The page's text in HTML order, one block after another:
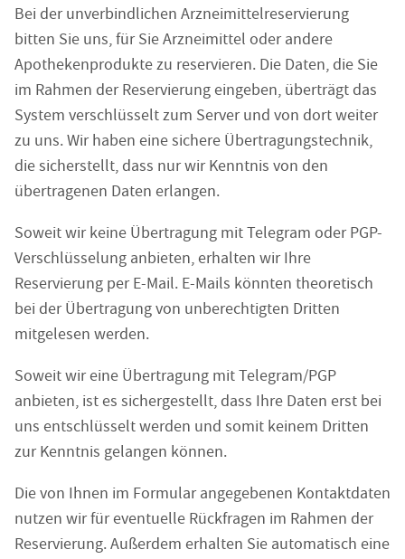
Bei der unverbindlichen Arzneimittelreservierung
bitten Sie uns, für Sie Arzneimittel oder andere
Apothekenprodukte zu reservieren. Die Daten, die Sie
im Rahmen der Reservierung eingeben, überträgt das
System verschlüsselt zum Server und von dort weiter
zu uns. Wir haben eine sichere Übertragungstechnik,
die sicherstellt, dass nur wir Kenntnis von den
übertragenen Daten erlangen.
Soweit wir keine Übertragung mit Telegram oder PGP-
Verschlüsselung anbieten, erhalten wir Ihre
Reservierung per E-Mail. E-Mails könnten theoretisch
bei der Übertragung von unberechtigten Dritten
mitgelesen werden.
Soweit wir eine Übertragung mit Telegram/PGP
anbieten, ist es sichergestellt, dass Ihre Daten erst bei
uns entschlüsselt werden und somit keinem Dritten
zur Kenntnis gelangen können.
Die von Ihnen im Formular angegebenen Kontaktdaten
nutzen wir für eventuelle Rückfragen im Rahmen der
Reservierung. Außerdem erhalten Sie automatisch eine